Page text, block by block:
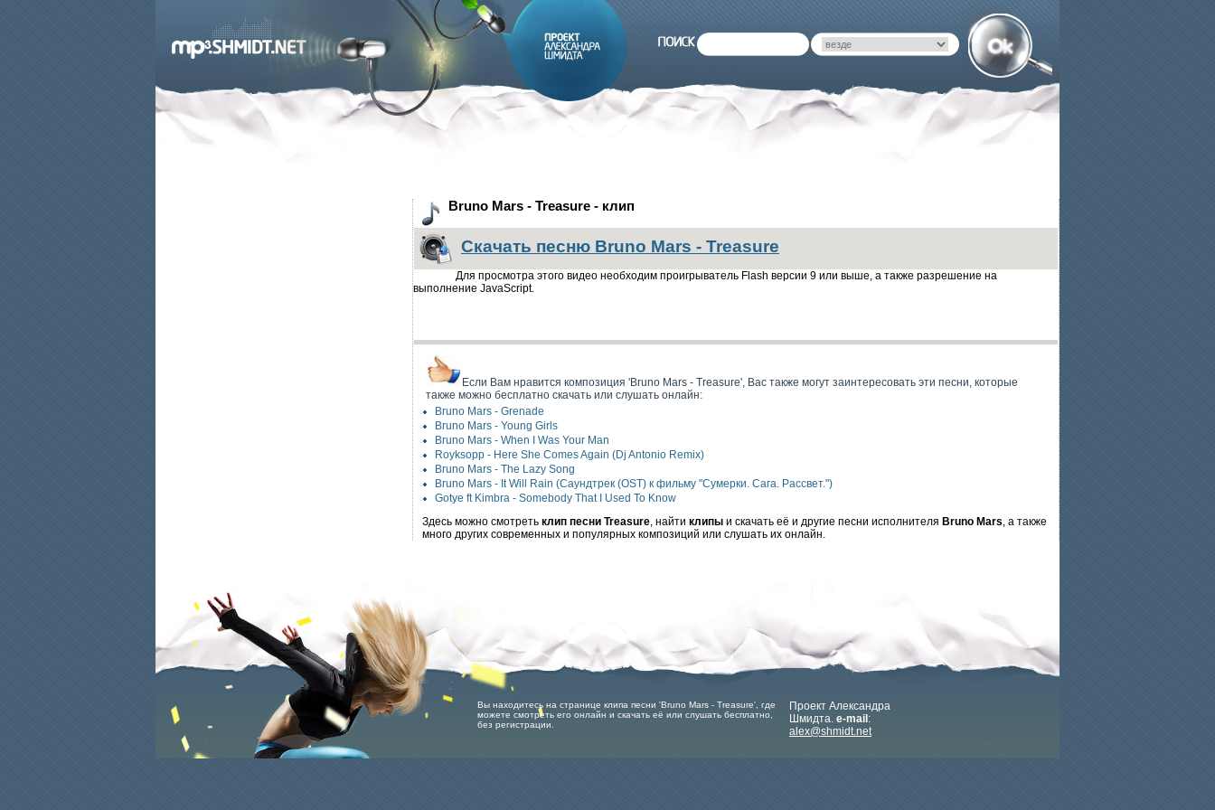
Bruno Mars - Treasure - клип
Скачать песню Bruno Mars - Treasure
Для просмотра этого видео необходим проигрыватель Flash версии 9 или выше, а также разрешение на
выполнение JavaScript.
Если Вам нравится композиция 'Bruno Mars - Treasure', Вас также могут заинтересовать эти песни, которые
также можно бесплатно скачать или слушать онлайн:
Bruno Mars - Grenade
Bruno Mars - Young Girls
Bruno Mars - When I Was Your Man
Royksopp - Here She Comes Again (Dj Antonio Remix)
Bruno Mars - The Lazy Song
Bruno Mars - It Will Rain (Саундтрек (OST) к фильму "Сумерки. Сага. Рассвет.")
Gotye ft Kimbra - Somebody That I Used To Know
Здесь можно смотреть клип песни Treasure, найти клипы и скачать её и другие песни исполнителя Bruno Mars, а также
много других современных и популярных композиций или слушать их онлайн.
Вы находитесь на странице клипа песни 'Bruno Mars - Treasure', где
можете смотреть его онлайн и скачать её или слушать бесплатно,
без регистрации.
Проект Александра
Шмидта. e-mail :
alex@shmidt.net